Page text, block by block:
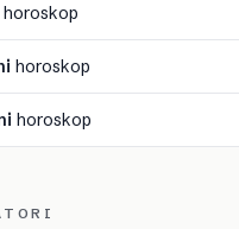
horoskop
horoskop
horoskop